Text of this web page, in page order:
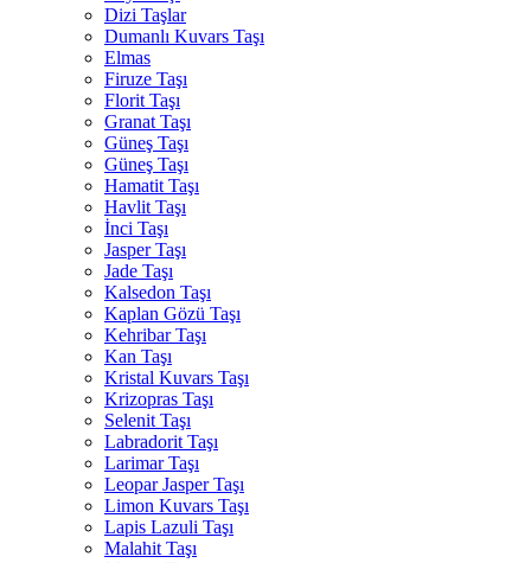
Dizi Taşlar
Dumanlı Kuvars Taşı
Elmas
Firuze Taşı
Florit Taşı
Granat Taşı
Güneş Taşı
Güneş Taşı
Hamatit Taşı
Havlit Taşı
İnci Taşı
Jasper Taşı
Jade Taşı
Kalsedon Taşı
Kaplan Gözü Taşı
Kehribar Taşı
Kan Taşı
Kristal Kuvars Taşı
Krizopras Taşı
Selenit Taşı
Labradorit Taşı
Larimar Taşı
Leopar Jasper Taşı
Limon Kuvars Taşı
Lapis Lazuli Taşı
Malahit Taşı